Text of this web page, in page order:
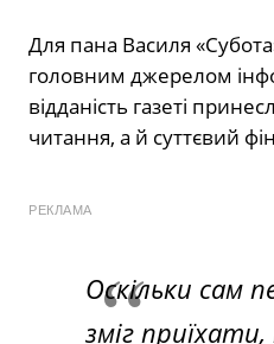
Для пана Василя
головним джерелом
відданість газеті
читання, а й суттєвий
РЕКЛАМА
Оскільки сам
зміг